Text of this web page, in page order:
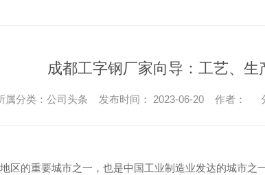
成都工字钢厂家向导：工艺、生
属分类：公司头条 发布时间： 2023-06-20 作者：
区的重要城市之一，也是中国工业制造业发达的城市